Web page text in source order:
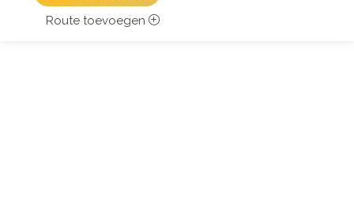
Route toevoegen